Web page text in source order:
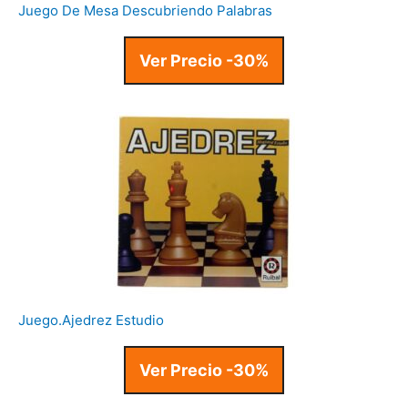
Juego De Mesa Descubriendo Palabras
Ver Precio -30%
Juego.Ajedrez Estudio
Ver Precio -30%